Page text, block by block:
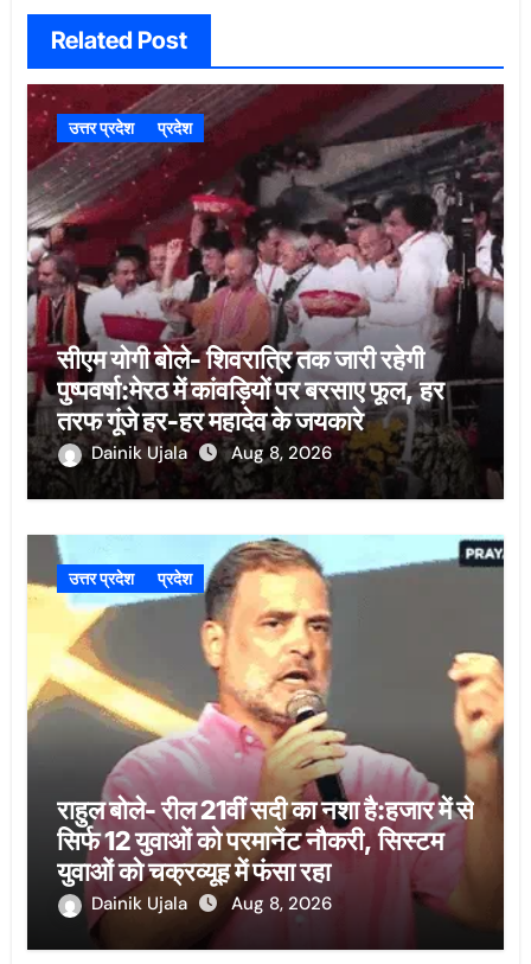
Related Post
उत्तर प्रदेश प्रदेश
सीएम योगी बोले- शिवरात्रि तक जारी रहेगी
पुष्पवर्षा:मेरठ में कांवड़ियों पर बरसाए फूल, हर
तरफ गूंजे हर-हर महादेव के जयकारे
Dainik Ujala Aug 8, 2026
उत्तर प्रदेश प्रदेश
राहुल बोले- रील 21वीं सदी का नशा है:हजार में से
सिर्फ 12 युवाओं को परमानेंट नौकरी, सिस्टम
युवाओं को चक्रव्यूह में फंसा रहा
Dainik Ujala Aug 8, 2026